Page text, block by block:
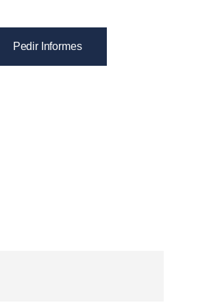
Pedir Informes